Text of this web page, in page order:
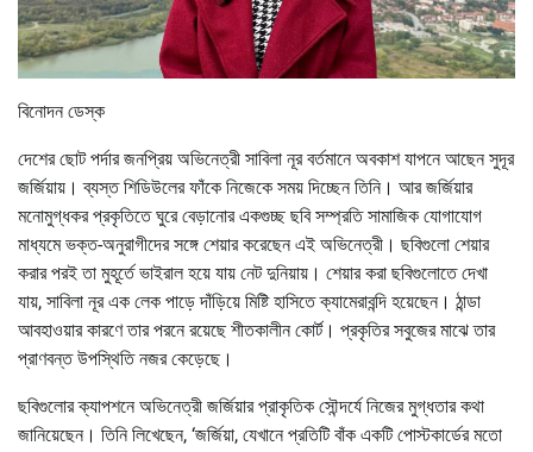
বিনোদন ডেস্ক
দেশের ছোট পর্দার জনপ্রিয় অভিনেত্রী সাবিলা নূর বর্তমানে অবকাশ যাপনে আছেন সুদূর
জর্জিয়ায়। ব্যস্ত শিডিউলের ফাঁকে নিজেকে সময় দিচ্ছেন তিনি। আর জর্জিয়ার
মনোমুগ্ধকর প্রকৃতিতে ঘুরে বেড়ানোর একগুচ্ছ ছবি সম্প্রতি সামাজিক যোগাযোগ
মাধ্যমে ভক্ত-অনুরাগীদের সঙ্গে শেয়ার করেছেন এই অভিনেত্রী। ছবিগুলো শেয়ার
করার পরই তা মুহূর্তে ভাইরাল হয়ে যায় নেট দুনিয়ায়। শেয়ার করা ছবিগুলোতে দেখা
যায়, সাবিলা নূর এক লেক পাড়ে দাঁড়িয়ে মিষ্টি হাসিতে ক্যামেরাবন্দি হয়েছেন। ঠান্ডা
আবহাওয়ার কারণে তার পরনে রয়েছে শীতকালীন কোর্ট। প্রকৃতির সবুজের মাঝে তার
প্রাণবন্ত উপস্থিতি নজর কেড়েছে।
ছবিগুলোর ক্যাপশনে অভিনেত্রী জর্জিয়ার প্রাকৃতিক সৌন্দর্যে নিজের মুগ্ধতার কথা
জানিয়েছেন। তিনি লিখেছেন, ‘জর্জিয়া, যেখানে প্রতিটি বাঁক একটি পোস্টকার্ডের মতো